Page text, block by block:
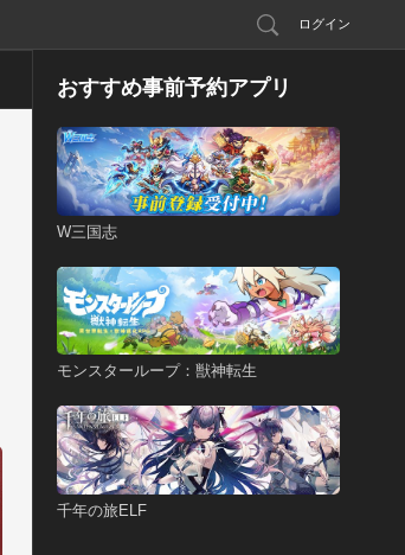
ログイン
おすすめ事前予約アプリ
W三国志
モンスターループ：獣神転生
千年の旅ELF